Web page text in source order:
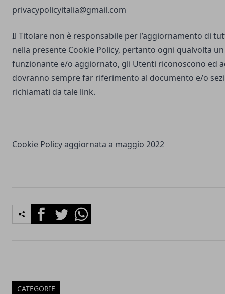
privacypolicyitalia@gmail.com
Il Titolare non è responsabile per l’aggiornamento di
nella presente Cookie Policy, pertanto ogni qualvolta
funzionante e/o aggiornato, gli Utenti riconoscono ed
dovranno sempre far riferimento al documento e/o
richiamati da tale link.
Cookie Policy aggiornata a maggio 2022
FacebookTwitterWhatsapp
CATEGORIE